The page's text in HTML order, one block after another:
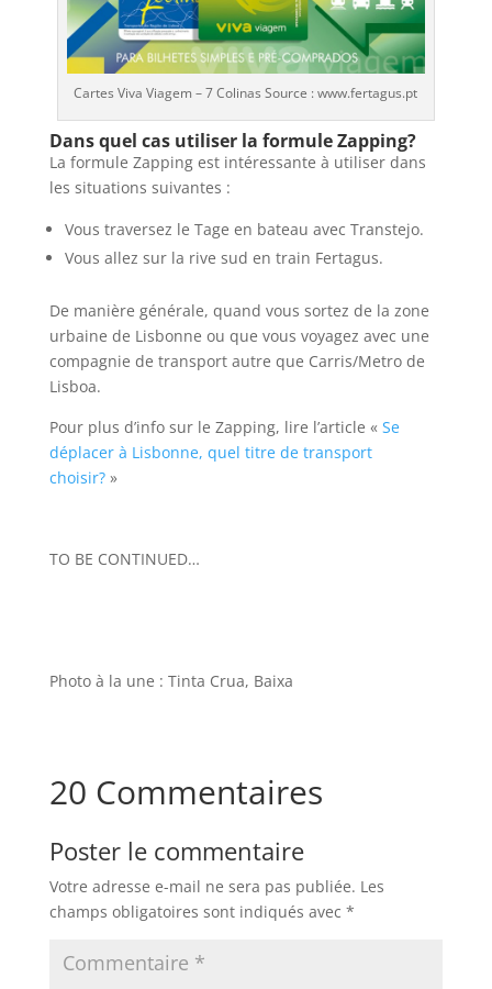
Cartes Viva Viagem – 7 Colinas Source : www.fertagus.pt
Dans quel cas utiliser la formule Zapping?
La formule Zapping est intéressante à utiliser dans
les situations suivantes :
Vous traversez le Tage en bateau avec Transtejo.
Vous allez sur la rive sud en train Fertagus.
De manière générale, quand vous sortez de la zone
urbaine de Lisbonne ou que vous voyagez avec une
compagnie de transport autre que Carris/Metro de
Lisboa.
Pour plus d’info sur le Zapping, lire l’article « Se
déplacer à Lisbonne, quel titre de transport
choisir?»
TO BE CONTINUED…
Photo à la une : Tinta Crua, Baixa
20 Commentaires
Poster le commentaire
Votre adresse e-mail ne sera pas publiée. Les
champs obligatoires sont indiqués avec *